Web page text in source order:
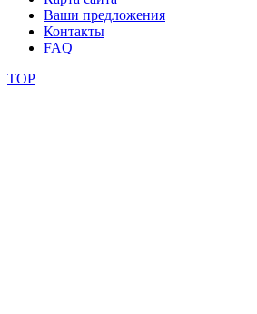
Ваши предложения
Контакты
FAQ
TOP